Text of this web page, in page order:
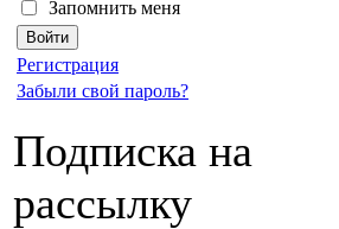
Запомнить меня
Регистрация
Забыли свой пароль?
Подписка на
рассылку